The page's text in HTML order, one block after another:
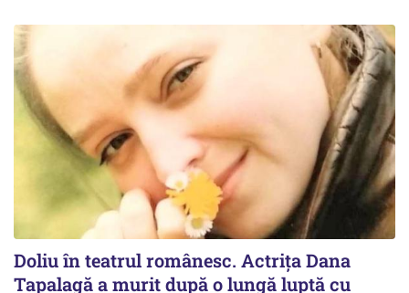
Doliu în teatrul românesc. Actrița Dana
Tapalagă a murit după o lungă luptă cu